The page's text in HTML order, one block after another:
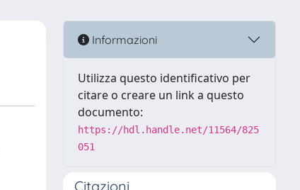
Informazioni
Utilizza questo identificativo per
citare o creare un link a questo
documento:
https://hdl.handle.net/11564/825
051
Citazioni